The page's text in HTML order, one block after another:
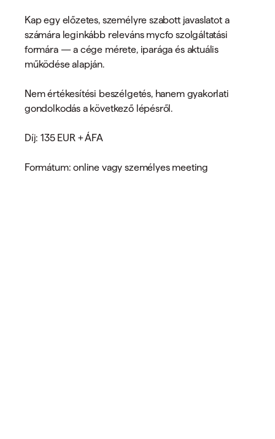
Kap egy előzetes, személyre szabott javaslatot a
számára leginkább releváns mycfo szolgáltatási
formára — a cége mérete, iparága és aktuális
működése alapján.
Nem értékesítési beszélgetés, hanem gyakorlati
gondolkodás a következő lépésről.
Díj: 135 EUR + ÁFA
Formátum: online vagy személyes meeting